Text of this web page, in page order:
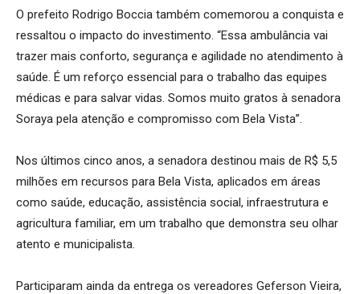
O prefeito Rodrigo Boccia também comemorou a conquista e
ressaltou o impacto do investimento. “Essa ambulância vai
trazer mais conforto, segurança e agilidade no atendimento à
saúde. É um reforço essencial para o trabalho das equipes
médicas e para salvar vidas. Somos muito gratos à senadora
Soraya pela atenção e compromisso com Bela Vista”.
Nos últimos cinco anos, a senadora destinou mais de R$ 5,5
milhões em recursos para Bela Vista, aplicados em áreas
como saúde, educação, assistência social, infraestrutura e
agricultura familiar, em um trabalho que demonstra seu olhar
atento e municipalista.
Participaram ainda da entrega os vereadores Geferson Vieira,